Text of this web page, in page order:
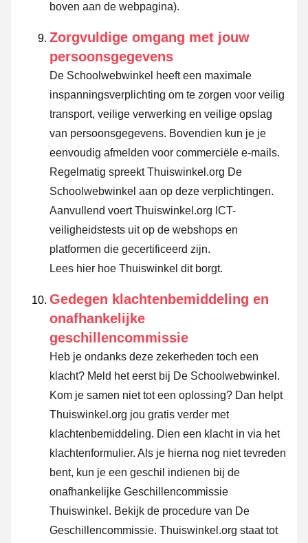
boven aan de webpagina).
Zorgvuldige omgang met jouw
persoonsgegevens
De Schoolwebwinkel heeft een maximale
inspanningsverplichting om te zorgen voor veilig
transport, veilige verwerking en veilige opslag
van persoonsgegevens. Bovendien kun je je
eenvoudig afmelden voor commerciële e-mails.
Regelmatig spreekt Thuiswinkel.org De
Schoolwebwinkel aan op deze verplichtingen.
Aanvullend voert Thuiswinkel.org ICT-
veiligheidstests uit op de webshops en
platformen die gecertificeerd zijn.
Lees hier hoe Thuiswinkel dit borgt.
Gedegen klachtenbemiddeling en
onafhankelijke
geschillencommissie
Heb je ondanks deze zekerheden toch een
klacht? Meld het eerst bij De Schoolwebwinkel.
Kom je samen niet tot een oplossing? Dan helpt
Thuiswinkel.org jou gratis verder met
klachtenbemiddeling. Dien een klacht in via het
klachtenformulier. Als je hierna nog niet tevreden
bent, kun je een geschil indienen bij de
onafhankelijke Geschillencommissie
Thuiswinkel. Bekijk de procedure van De
Geschillencommissie. Thuiswinkel.org staat tot